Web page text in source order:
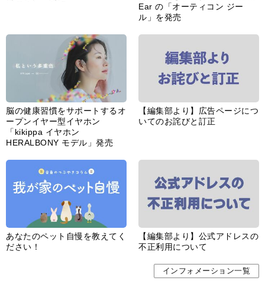
Ear の「オーティコン ジー
ル」を発売
脳の健康習慣をサポートするオ
ープンイヤー型イヤホン
「kikippa イヤホン
HERALBONY モデル」発売
【編集部より】広告ページにつ
いてのお詫びと訂正
あなたのペット自慢を教えてく
ださい！
【編集部より】公式アドレスの
不正利用について
インフォメーション一覧